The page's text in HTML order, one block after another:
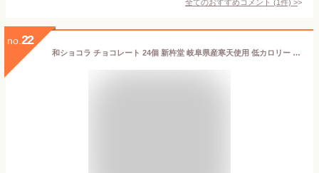
全てのおすすめコメント (1件) >
no. 22
和ショコラ チョコレート 24個 新杵堂 岐阜県産寒天使用 低カロリー お取り寄せスイーツ ギフト プレゼント 冷凍 お供え もらって嬉しい 70代 80代 孫